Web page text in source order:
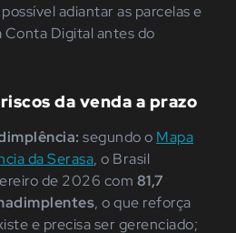
adiantar as parcelas e
Conta Digital antes do
da venda a prazo
segundo o Mapa
da Serasa, o Brasil
de 2026 com 81,7
, o que reforça
e precisa ser gerenciado;